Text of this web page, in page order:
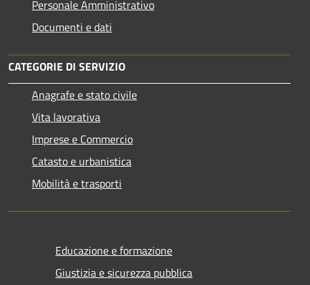
Personale Amministrativo
Documenti e dati
CATEGORIE DI SERVIZIO
Anagrafe e stato civile
Vita lavorativa
Imprese e Commercio
Catasto e urbanistica
Mobilità e trasporti
Educazione e formazione
Giustizia e sicurezza pubblica